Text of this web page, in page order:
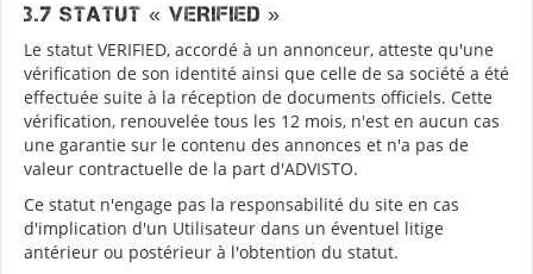
3.7 Statut « VERIFIED »
Le statut VERIFIED, accordé à un annonceur, atteste qu'une
vérification de son identité ainsi que celle de sa société a été
effectuée suite à la réception de documents officiels. Cette
vérification, renouvelée tous les 12 mois, n'est en aucun cas
une garantie sur le contenu des annonces et n'a pas de
valeur contractuelle de la part d'ADVISTO.
Ce statut n'engage pas la responsabilité du site en cas
d'implication d'un Utilisateur dans un éventuel litige
antérieur ou postérieur à l'obtention du statut.